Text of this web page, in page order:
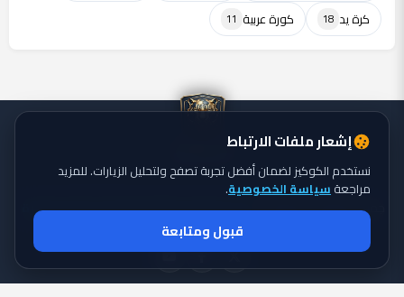
كرة يد 18 كورة عربية 11
جميع الحقوق محفوظة ©تايجر الكورة: موقع يقدم أحدث أخبار الكورة
2026
إشعار ملفات الارتباط
نستخدم الكوكيز لضمان أفضل تجربة تصفح ولتحليل الزيارات. للمزيد
مراجعةسياسة الخصوصية.
قبول ومتابعة